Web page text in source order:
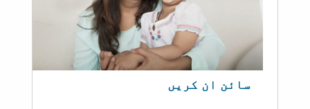
سائن ان کریں